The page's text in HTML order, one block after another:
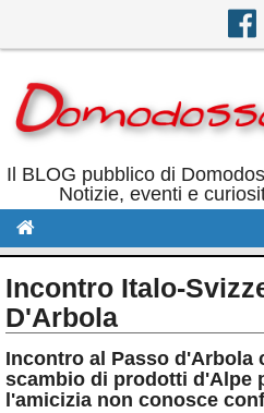
Il BLOG pubblico di
Notizie, eventi e
Politica
Sport
Eventi
Incontro Italo-
D'Arbola
Incontro al Passo d'Arbola
scambio di prodotti d'Alpe
l'amicizia non conosce